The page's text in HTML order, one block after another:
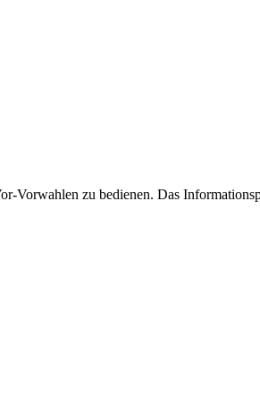
Vorwahlen zu bedienen. Das